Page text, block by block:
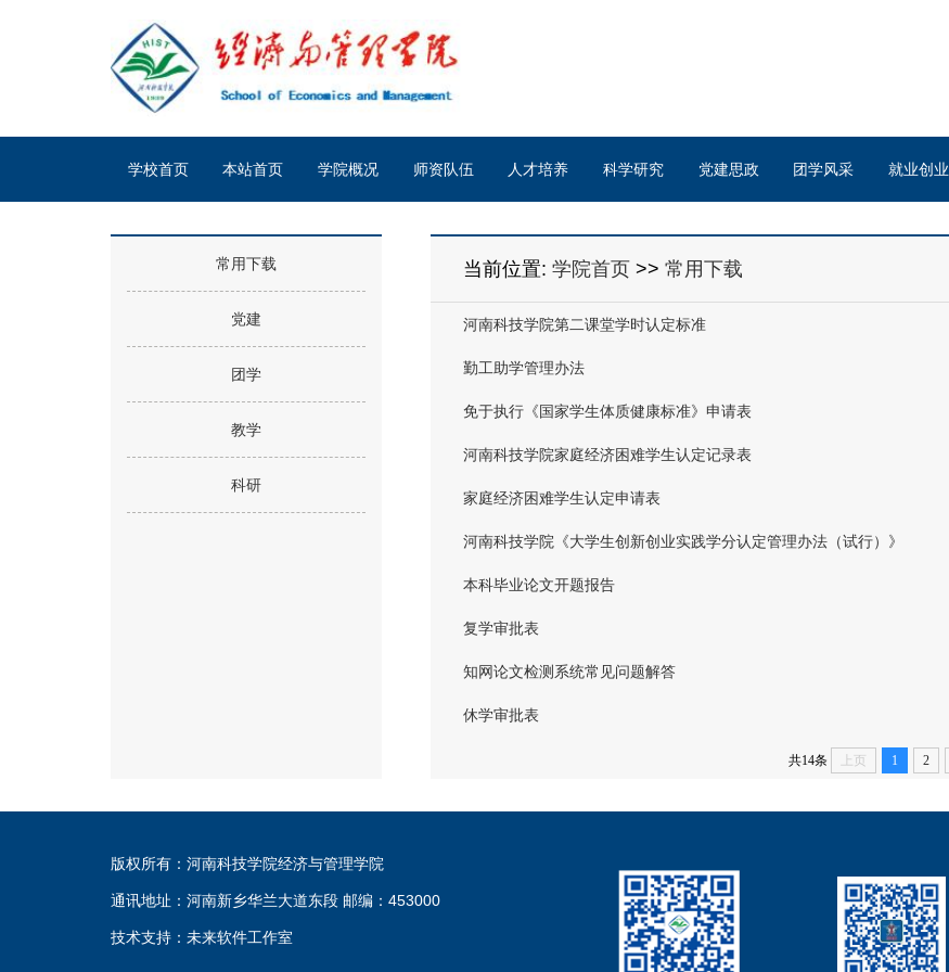
学校首页 本站首页 学院概况 师资队伍 人才培养 科学研究 党建思政 团学风采 就业创业
常用下载
党建
团学
教学
科研
当前位置: 学院首页 >> 常用下载
河南科技学院第二课堂学时认定标准
勤工助学管理办法
免于执行《国家学生体质健康标准》申请表
河南科技学院家庭经济困难学生认定记录表
家庭经济困难学生认定申请表
河南科技学院《大学生创新创业实践学分认定管理办法（试行）》
本科毕业论文开题报告
复学审批表
知网论文检测系统常见问题解答
休学审批表
共14条 上页 1 2
版权所有：河南科技学院经济与管理学院
通讯地址：河南新乡华兰大道东段 邮编：453000
技术支持：未来软件工作室